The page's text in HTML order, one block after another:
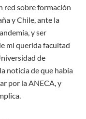
red sobre formación
y Chile, ante la
y ser
mi querida facultad
de
noticia de que había
por la ANECA, y